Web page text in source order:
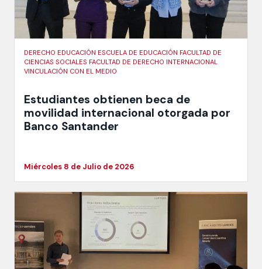
DERECHO EDUCACIÓN ESCUELA DE EDUCACIÓN FACULTAD DE
CIENCIAS SOCIALES FACULTAD DE DERECHO INTERNACIONAL
VINCULACIÓN CON EL MEDIO
Estudiantes obtienen beca de
movilidad internacional otorgada por
Banco Santander
Miércoles 8 de Julio de 2026